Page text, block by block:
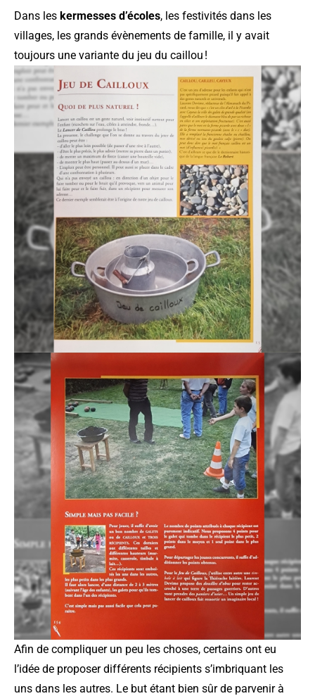
Dans les kermesses d’écoles, les festivités dans les
villages, les grands évènements de famille, il y avait
toujours une variante du jeu du caillou !
Afin de compliquer un peu les choses, certains ont eu
l’idée de proposer différents récipients s’imbriquant les
uns dans les autres. Le but étant bien sûr de parvenir à